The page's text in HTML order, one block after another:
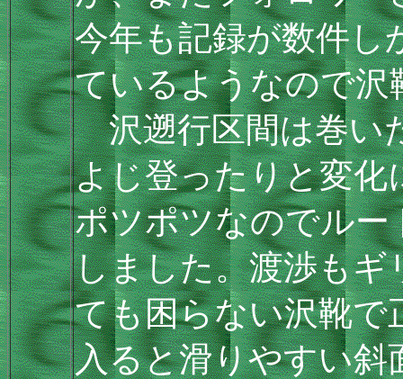
今年も記録が数件し
ているようなので沢
沢遡行区間は巻い
よじ登ったりと変
ポツポツなのでル
しました。渡渉もギ
ても困らない沢靴で
入ると滑りやすい斜